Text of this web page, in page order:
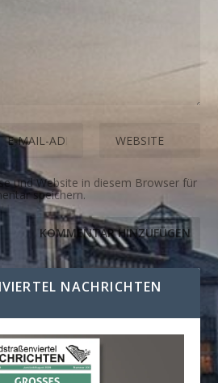
und Website in diesem Browser für
speichern.
NACHRICHTEN A